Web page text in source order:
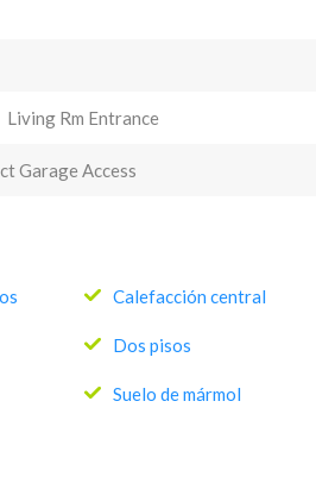
Living Rm Entrance
Garage Access
Calefacción central
Dos pisos
Suelo de mármol